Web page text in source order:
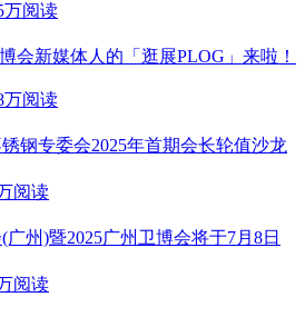
万阅读
会新媒体人的「逛展PLOG」来啦！
万阅读
钢专委会2025年首期会长轮值沙龙
阅读
州)暨2025广州卫博会将于7月8日
阅读